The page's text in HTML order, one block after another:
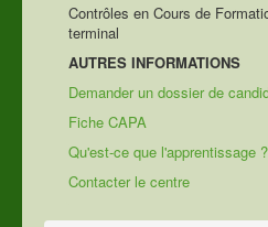
Contrôles en Cours de
terminal
AUTRES INFORMATIONS
Demander un dossier de
Fiche CAPA
Qu'est-ce que l'apprentissage ?
Contacter le centre